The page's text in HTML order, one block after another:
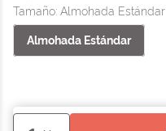
Tamaño: Almohada Estándar
Almohada Estándar